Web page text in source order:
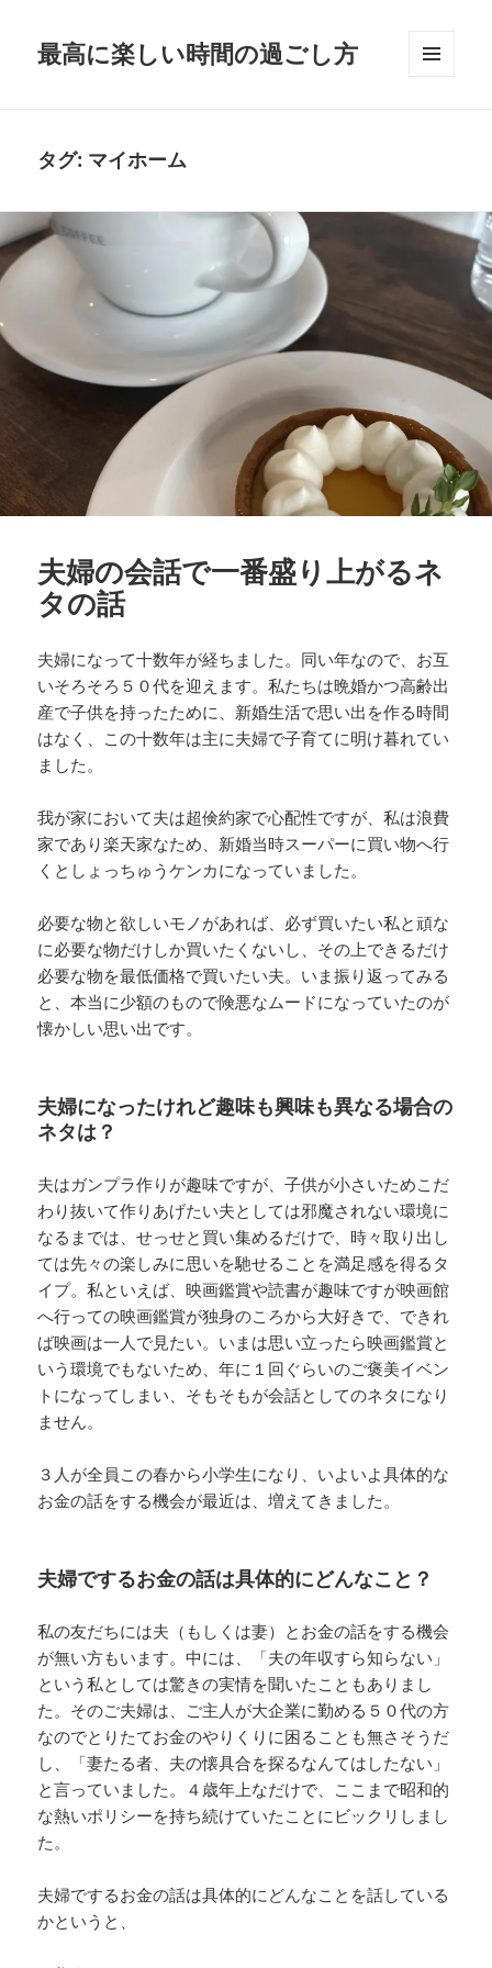
最高に楽しい時間の過ごし方
タグ: マイホーム
夫婦の会話で一番盛り上がるネ
タの話
夫婦になって十数年が経ちました。同い年なので、お互
いそろそろ５０代を迎えます。私たちは晩婚かつ高齢出
産で子供を持ったために、新婚生活で思い出を作る時間
はなく、この十数年は主に夫婦で子育てに明け暮れてい
ました。
我が家において夫は超倹約家で心配性ですが、私は浪費
家であり楽天家なため、新婚当時スーパーに買い物へ行
くとしょっちゅうケンカになっていました。
必要な物と欲しいモノがあれば、必ず買いたい私と頑な
に必要な物だけしか買いたくないし、その上できるだけ
必要な物を最低価格で買いたい夫。いま振り返ってみる
と、本当に少額のもので険悪なムードになっていたのが
懐かしい思い出です。
夫婦になったけれど趣味も興味も異なる場合の
ネタは？
夫はガンプラ作りが趣味ですが、子供が小さいためこだ
わり抜いて作りあげたい夫としては邪魔されない環境に
なるまでは、せっせと買い集めるだけで、時々取り出し
ては先々の楽しみに思いを馳せることを満足感を得るタ
イプ。私といえば、映画鑑賞や読書が趣味ですが映画館
へ行っての映画鑑賞が独身のころから大好きで、できれ
ば映画は一人で見たい。いまは思い立ったら映画鑑賞と
いう環境でもないため、年に１回ぐらいのご褒美イベン
トになってしまい、そもそもが会話としてのネタになり
ません。
３人が全員この春から小学生になり、いよいよ具体的な
お金の話をする機会が最近は、増えてきました。
夫婦でするお金の話は具体的にどんなこと？
私の友だちには夫（もしくは妻）とお金の話をする機会
が無い方もいます。中には、「夫の年収すら知らない」
という私としては驚きの実情を聞いたこともありまし
た。そのご夫婦は、ご主人が大企業に勤める５０代の方
なのでとりたてお金のやりくりに困ることも無さそうだ
し、「妻たる者、夫の懐具合を探るなんてはしたない」
と言っていました。４歳年上なだけで、ここまで昭和的
な熱いポリシーを持ち続けていたことにビックリしまし
た。
夫婦でするお金の話は具体的にどんなことを話している
かというと、